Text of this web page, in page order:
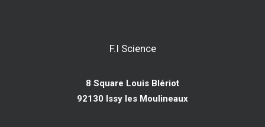
F.I Science
8 Square Louis Blériot
92130 Issy les Moulineaux